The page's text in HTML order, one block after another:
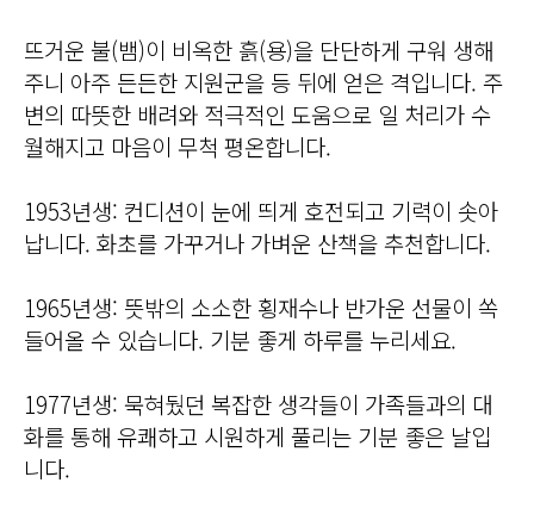
뜨거운 불(뱀)이 비옥한 흙(용)을 단단하게 구워 생해
주니 아주 든든한 지원군을 등 뒤에 얻은 격입니다. 주
변의 따뜻한 배려와 적극적인 도움으로 일 처리가 수
월해지고 마음이 무척 평온합니다.
1953년생: 컨디션이 눈에 띄게 호전되고 기력이 솟아
납니다. 화초를 가꾸거나 가벼운 산책을 추천합니다.
1965년생: 뜻밖의 소소한 횡재수나 반가운 선물이 쏙
들어올 수 있습니다. 기분 좋게 하루를 누리세요.
1977년생: 묵혀뒀던 복잡한 생각들이 가족들과의 대
화를 통해 유쾌하고 시원하게 풀리는 기분 좋은 날입
니다.